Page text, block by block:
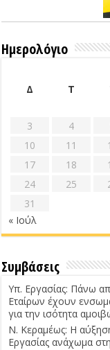
Ημερολόγιο
Δ
Τ
3
4
10
11
17
18
24
25
31
« Ιούλ
Συμβάσεις
Υπ. Εργασίας: Πάνω
Εταίρων έχουν
για την ισότητα
Ν. Κεραμέως: Η
Εργασίας ανάχωμα